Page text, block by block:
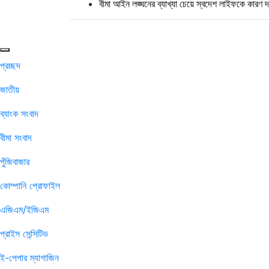
বীমা আইন লঙ্ঘনের ব্যাখ্যা চেয়ে স্বদেশ লাইফকে কারণ
প্রচ্ছদ
জাতীয়
ব্যাংক সংবাদ
বীমা সংবাদ
পুঁজিবাজার
কোম্পানি প্রোফাইল
এজিএম/ইজিএম
প্রাইস সেন্সিটিভ
ই-পেপার ম্যাগাজিন